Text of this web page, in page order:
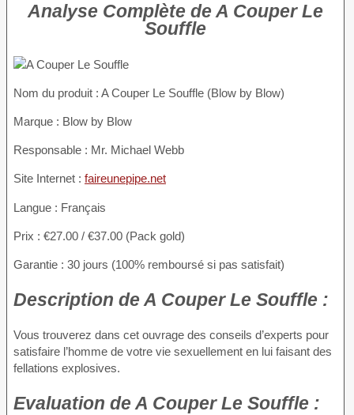
Analyse Complète de A Couper Le
Souffle
Nom du produit : A Couper Le Souffle (Blow by Blow)
Marque : Blow by Blow
Responsable : Mr. Michael Webb
Site Internet : faireunepipe.net
Langue : Français
Prix : €27.00 / €37.00 (Pack gold)
Garantie : 30 jours (100% remboursé si pas satisfait)
Description de A Couper Le Souffle :
Vous trouverez dans cet ouvrage des conseils d’experts pour
satisfaire l’homme de votre vie sexuellement en lui faisant des
fellations explosives.
Evaluation de A Couper Le Souffle :